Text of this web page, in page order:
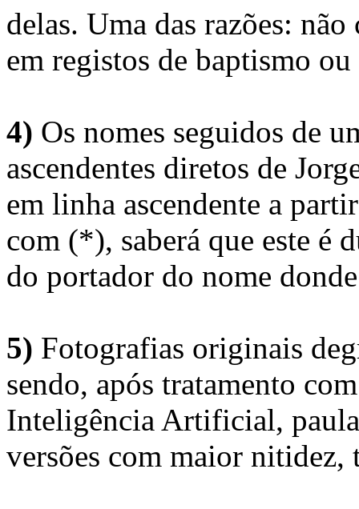
delas. Uma das razões:
em registos de baptismo
4) Os nomes seguidos de
ascendentes diretos de
em linha ascendente a
com (*), saberá que este é
do portador do nome
5) Fotografias originais
sendo, após tratamento
Inteligência Artificial,
versões com maior nitidez,